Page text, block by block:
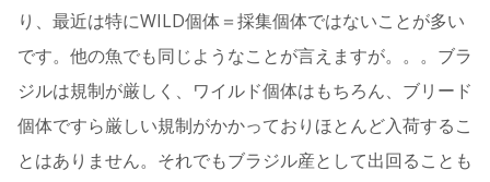
り、最近は特にWILD個体＝採集個体ではないことが多い
です。他の魚でも同じようなことが言えますが。。。ブラ
ジルは規制が厳しく、ワイルド個体はもちろん、ブリード
個体ですら厳しい規制がかかっておりほとんど入荷するこ
とはありません。それでもブラジル産として出回ることも